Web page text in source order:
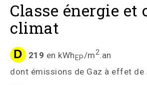
Classe énergie et
climat
D 219 en kWh EP/m2.an
dont émissions de Gaz à effet de